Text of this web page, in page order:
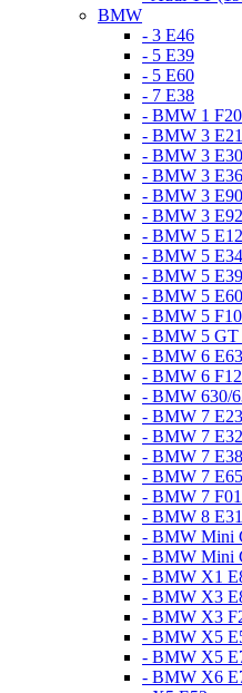
BMW
- 3 E46
- 5 E39
- 5 E60
- 7 E38
- BMW 1
- BMW 3
- BMW 3
- BMW 3
- BMW 3
- BMW 3
- BMW 5
- BMW 5
- BMW 5
- BMW 5
- BMW 5
- BMW 5 GT
- BMW 6
- BMW 6
- BMW 630/
- BMW 7
- BMW 7
- BMW 7
- BMW 7
- BMW 7
- BMW 8
- BMW Mini
- BMW Mini
- BMW X1
- BMW X3
- BMW X3
- BMW X5
- BMW X5
- BMW X6